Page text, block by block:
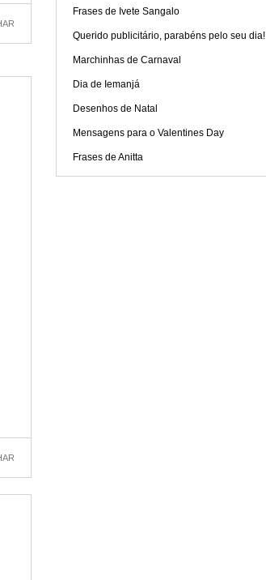
Frases de Ivete Sangalo
Querido publicitário, parabéns pelo seu dia!
Marchinhas de Carnaval
Dia de Iemanjá
Desenhos de Natal
Mensagens para o Valentines Day
Frases de Anitta